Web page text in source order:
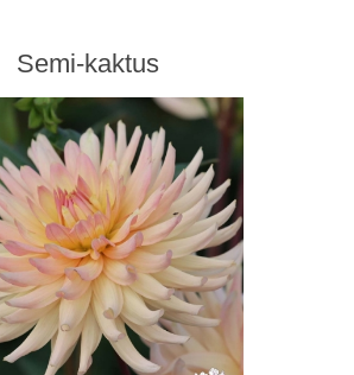
Semi-kaktus